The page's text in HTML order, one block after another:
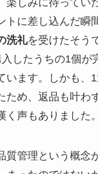
楽しみに待ってい
トに差し込んだ瞬
洗礼を受けたそう
したうちの1個が
います。しかも、
ため、返品も叶わ
声もありました。
質管理という概念